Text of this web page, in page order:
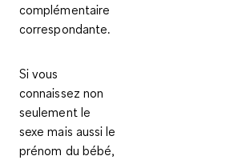
complémentaire
correspondante.
Si vous
connaissez non
seulement le
sexe mais aussi le
prénom du bébé,